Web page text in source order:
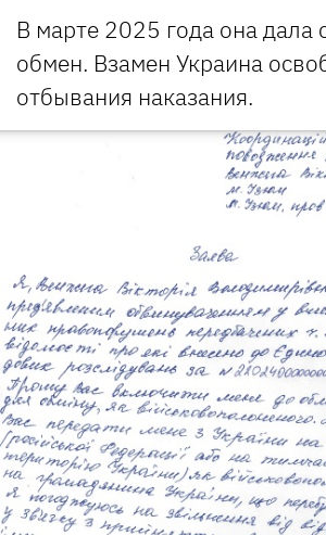
В марте 2025 года она дала
обмен. Взамен Украина
отбывания наказания.